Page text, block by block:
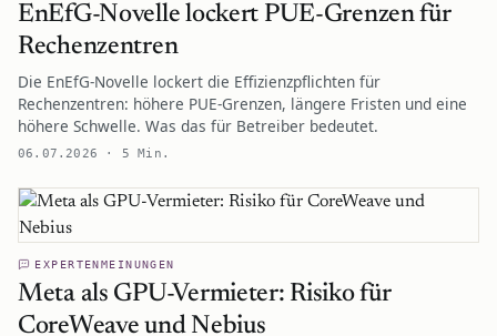
EnEfG-Novelle lockert PUE-Grenzen für
Rechenzentren
Die EnEfG-Novelle lockert die Effizienzpflichten für
Rechenzentren: höhere PUE-Grenzen, längere Fristen und eine
höhere Schwelle. Was das für Betreiber bedeutet.
06.07.2026 · 5 Min.
EXPERTENMEINUNGEN
Meta als GPU-Vermieter: Risiko für
CoreWeave und Nebius